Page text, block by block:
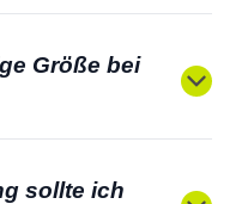
Größe bei
sollte ich